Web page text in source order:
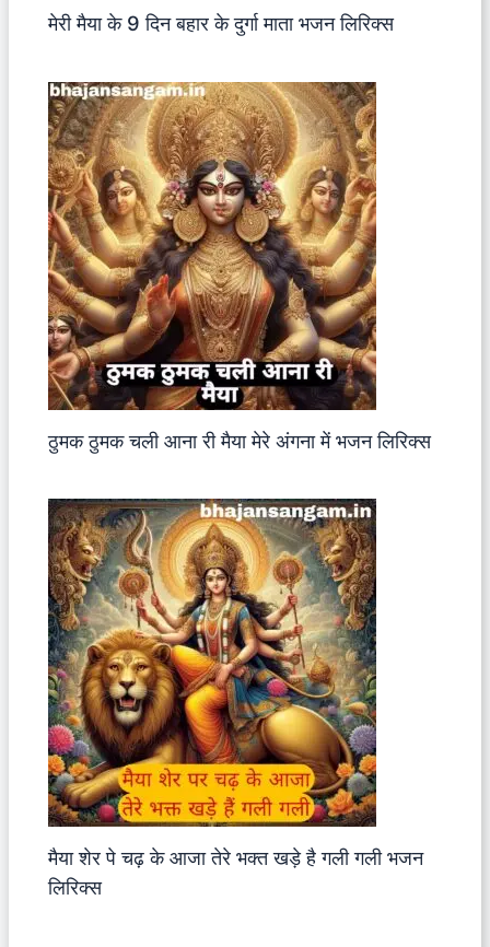
मेरी मैया के 9 दिन बहार के दुर्गा माता भजन लिरिक्स
ठुमक ठुमक चली आना री मैया मेरे अंगना में भजन लिरिक्स
मैया शेर पे चढ़ के आजा तेरे भक्त खड़े है गली गली भजन
लिरिक्स